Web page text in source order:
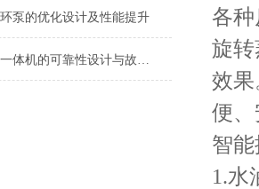
泵的优化设计及性能提升
高低温一体机的可靠性设计与故障预防策略探讨
各
旋
效
便
智
1.水